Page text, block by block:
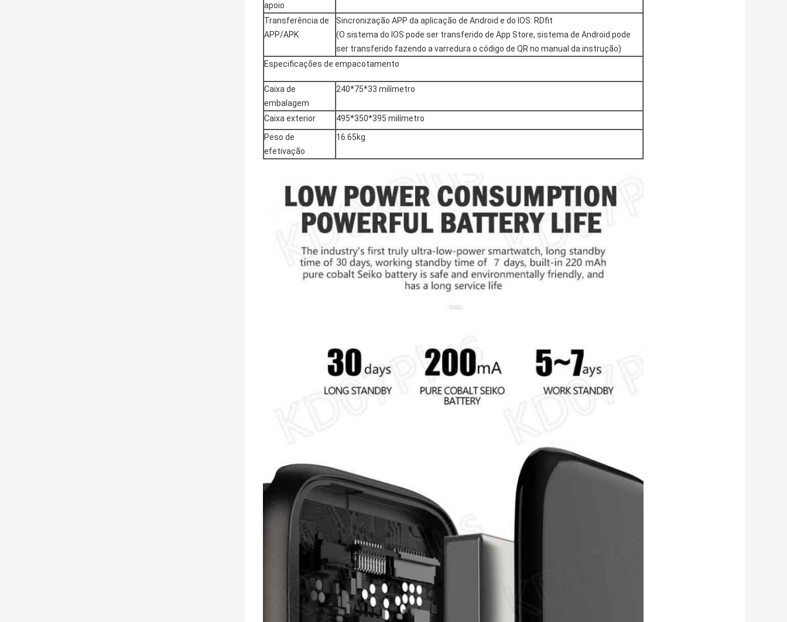
apoio
Transferência de
APP/APK
Sincronização APP da aplicação de Android e do IOS: RDfit
(O sistema do IOS pode ser transferido de App Store, sistema de Android pode
ser transferido fazendo a varredura o código de QR no manual da instrução)
Especificações de empacotamento
Caixa de
embalagem
240*75*33 milímetro
Caixa exterior
495*350*395 milímetro
Peso de
efetivação
16.65kg